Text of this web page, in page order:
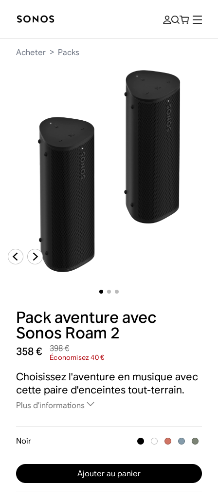
Acheter > Packs
Pack aventure avec
Sonos Roam 2
358 € 398 €
Économisez 40 €
Choisissez l'aventure en musique avec
cette paire d'enceintes tout-terrain.
Plus d’informations
Noir
Ajouter au panier